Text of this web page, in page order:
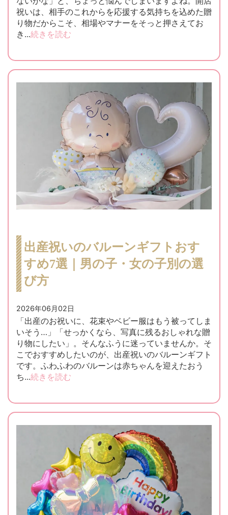
祝いは、相手のこれからを応援する気持ちを込めた贈
り物だからこそ、相場やマナーをそっと押さえてお
き...続きを読む
出産祝いのバルーンギフトおす
すめ7選｜男の子・女の子別の選
び方
2026年06月02日
「出産のお祝いに、花束やベビー服はもう被ってしま
いそう…」「せっかくなら、写真に残るおしゃれな贈
り物にしたい」。そんなふうに迷っていませんか。そ
こでおすすめしたいのが、出産祝いのバルーンギフト
です。ふわふわのバルーンは赤ちゃんを迎えたおう
ち...続きを読む